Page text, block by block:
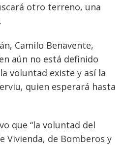
otro terreno, una
Camilo Benavente,
aún no está definido
voluntad existe y así la
quien esperará hasta
que “la voluntad del
Vivienda, de Bomberos y